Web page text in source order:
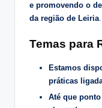
e promovendo o
da região de Leiria.
Temas para
Estamos
práticas
Até que